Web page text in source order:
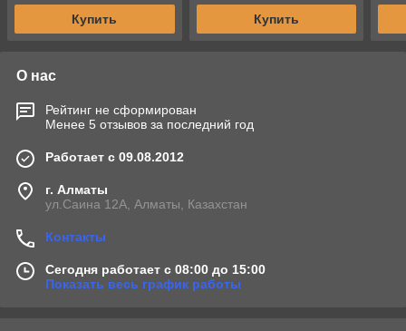
Купить Купить
О нас
Рейтинг не сформирован
Менее 5 отзывов за последний год
Работает с 09.08.2012
г. Алматы
ул.Саина 12А, Алматы, Казахстан
Контакты
Сегодня работает с 08:00 до 15:00
Показать весь график работы